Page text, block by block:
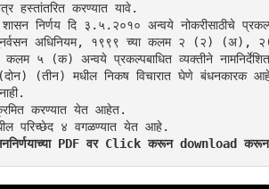
हस्तांतरित करण्यात यावे.
निर्णय दि ३.५.२०१० अन्वये नोकरीसाठीचे
पुनर्वसन अधिनियम, १९९९ च्या कलम २ (२)
५ (क) अन्वये प्रकल्पबाधित व्यक्तीने
मधील निकष विचारात घेणे बंधनकारक
करण्यात येत आहेत.
परिच्छेद ४ वगळण्यात येत आहे.
PDF वर Click करून download करून